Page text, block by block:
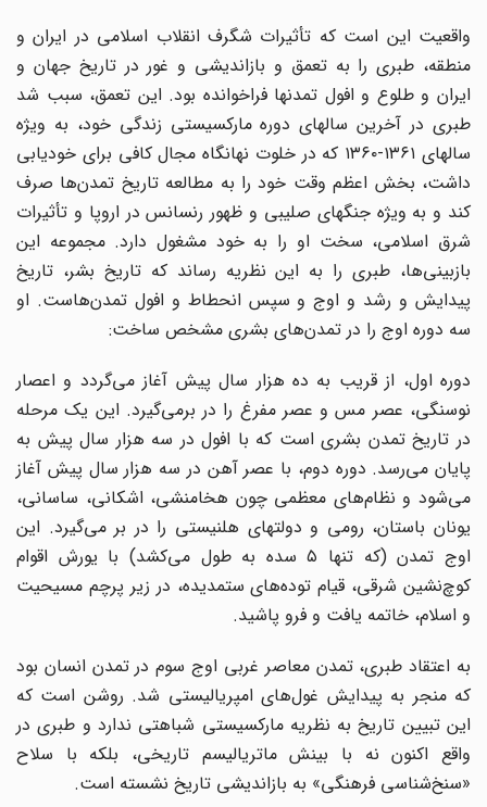
واقعیت این است که تأثیرات شگرف انقلاب اسلامی در ایران و
منطقه، طبری را به تعمق و باز‌اندیشی و غور در تاریخ جهان و
ایران و طلوع و افول تمدنها فراخوانده بود. این تعمق، سبب شد
طبری در آخرین سالهای دوره مارکسیستی زندگی خود، به ویژه
سالهای ۱۳۶۱-۱۳۶۰ که در خلوت نهانگاه مجال کافی برای خودیابی
داشت، بخش اعظم وقت خود را به مطالعه تاریخ تمدن‌ها صرف
کند و به ویژه جنگهای صلیبی و ظهور رنسانس در اروپا و تأثیرات
شرق اسلامی، سخت او را به خود مشغول دارد. مجموعه این
بازبینی‌ها، طبری را به این نظریه رساند که تاریخ بشر، تاریخ
پیدایش و رشد و اوج و سپس انحطاط و افول تمدن‌هاست. او
سه دوره اوج را در تمدن‌های بشری مشخص ساخت:
دوره اول، از قریب به ده هزار سال پیش آغاز می‌گردد و اعصار
نوسنگی، عصر مس و عصر مفرغ را در برمی‌گیرد. این یک مرحله
در تاریخ تمدن بشری است که با افول در سه هزار سال پیش به
پایان می‌رسد. دوره دوم، با عصر آهن در سه هزار سال پیش آغاز
می‌شود و نظام‌های معظمی چون هخامنشی، اشکانی، ساسانی،
یونان باستان، رومی و دولتهای هلنیستی را در بر می‌گیرد. این
اوج تمدن (که تنها ۵ سده به طول می‌کشد) با یورش اقوام
کوچ‌نشین شرقی، قیام توده‌های ستمدیده، در زیر پرچم مسیحیت
و اسلام، خاتمه یافت و فرو پاشید.
به اعتقاد طبری، تمدن معاصر غربی اوج سوم در تمدن انسان بود
که منجر به پیدایش غول‌های امپریالیستی شد. روشن است که
این تبیین تاریخ به نظریه مارکسیستی شباهتی ندارد و طبری در
واقع اکنون نه با بینش ماتریالیسم تاریخی، بلکه با سلاح
«سنخ‌شناسی فرهنگی» به بازاندیشی تاریخ نشسته است.